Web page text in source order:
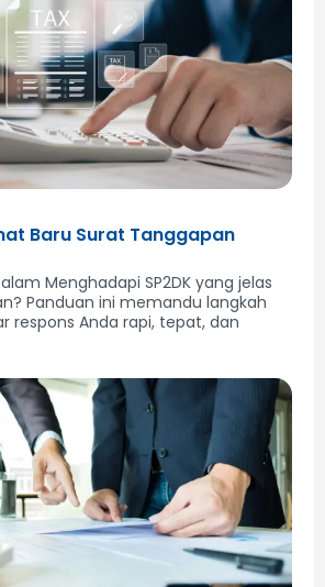
Baru Surat Tanggapan
Menghadapi SP2DK yang jelas
Panduan ini memandu langkah
respons Anda rapi, tepat, dan